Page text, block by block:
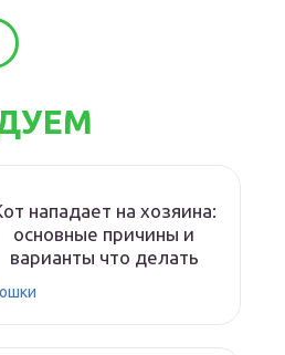
нападает на хозяина:
основные причины и
варианты что делать